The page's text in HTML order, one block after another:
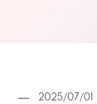
2025/07/01